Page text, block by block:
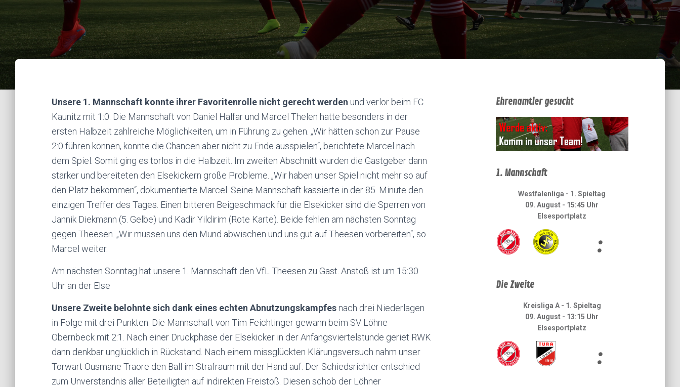
Unsere 1. Mannschaft konnte ihrer Favoritenrolle nicht gerecht werden und verlor beim FC
Kaunitz mit 1:0. Die Mannschaft von Daniel Halfar und Marcel Thelen hatte besonders in der
ersten Halbzeit zahlreiche Möglichkeiten, um in Führung zu gehen. „Wir hätten schon zur Pause
2:0 führen können, konnte die Chancen aber nicht zu Ende ausspielen“, berichtete Marcel nach
dem Spiel. Somit ging es torlos in die Halbzeit. Im zweiten Abschnitt wurden die Gastgeber dann
stärker und bereiteten den Elsekickern große Probleme. „Wir haben unser Spiel nicht mehr so auf
den Platz bekommen“, dokumentierte Marcel. Seine Mannschaft kassierte in der 85. Minute den
einzigen Treffer des Tages. Einen bitteren Beigeschmack für die Elsekicker sind die Sperren von
Jannik Diekmann (5. Gelbe) und Kadir Yildirim (Rote Karte). Beide fehlen am nächsten Sonntag
gegen Theesen. „Wir müssen uns den Mund abwischen und uns gut auf Theesen vorbereiten“, so
Marcel weiter.
Am nächsten Sonntag hat unsere 1. Mannschaft den VfL Theesen zu Gast. Anstoß ist um 15:30
Uhr an der Else
Unsere Zweite belohnte sich dank eines echten Abnutzungskampfes nach drei Niederlagen
in Folge mit drei Punkten. Die Mannschaft von Tim Feichtinger gewann beim SV Löhne
Obernbeck mit 2:1. Nach einer Druckphase der Elsekicker in der Anfangsviertelstunde geriet RWK
dann denkbar unglücklich in Rückstand. Nach einem missglückten Klärungsversuch nahm unser
Torwart Ousmane Traore den Ball im Strafraum mit der Hand auf. Der Schiedsrichter entschied
zum Unverständnis aller Beteiligten auf indirekten Freistoß. Diesen schob der Löhner
Ehrenamtler gesucht
1. Mannschaft
Westfalenliga - 1. Spieltag
09. August - 15:45 Uhr
Elsesportplatz
:
Die Zweite
Kreisliga A - 1. Spieltag
09. August - 13:15 Uhr
Elsesportplatz
: